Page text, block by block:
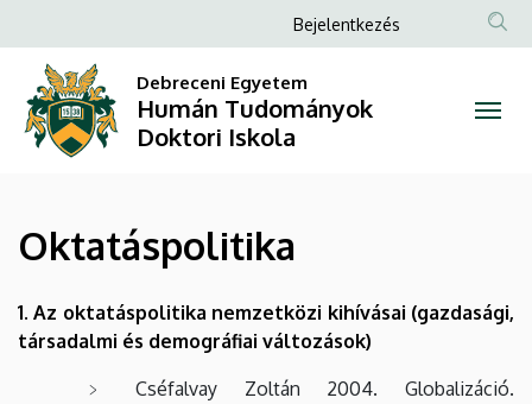
Humán
Tudományok
Doktori
Iskola
a
tartalomra
Anonim
fiók
menüje
Bejelentkezés
Debreceni Egyetem
Humán Tudományok
Doktori Iskola
Oktatáspolitika
1. Az oktatáspolitika nemzetközi kihívásai (gazdasági,
társadalmi és demográfiai változások)
Cséfalvay Zoltán 2004. Globalizáció.